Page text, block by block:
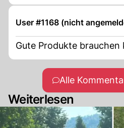
User #1168 (nicht
Gute Produkte brauchen
Alle
Weiterlesen